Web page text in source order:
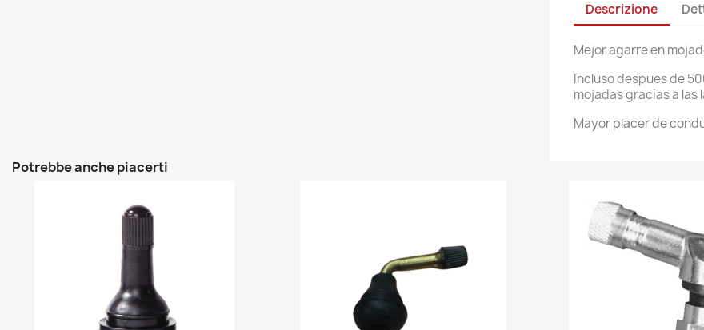
Descrizione
Mejor agarre en
Incluso despues de
mojadas gracias a las
Mayor placer de
Potrebbe anche piacerti